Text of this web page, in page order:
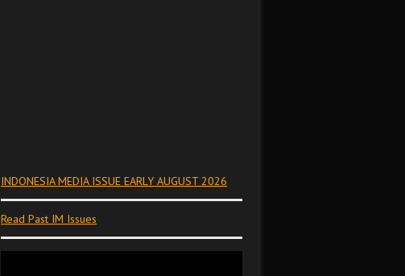
INDONESIA MEDIA ISSUE EARLY AUGUST 2026
Read Past IM Issues